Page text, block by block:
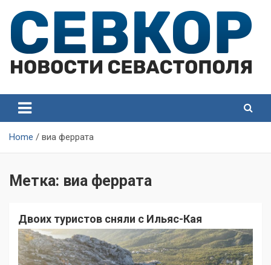
content
Севастополя
Севастополя
Home виа феррата
Метка: виа феррата
Двоих туристов сняли с Ильяс-Кая